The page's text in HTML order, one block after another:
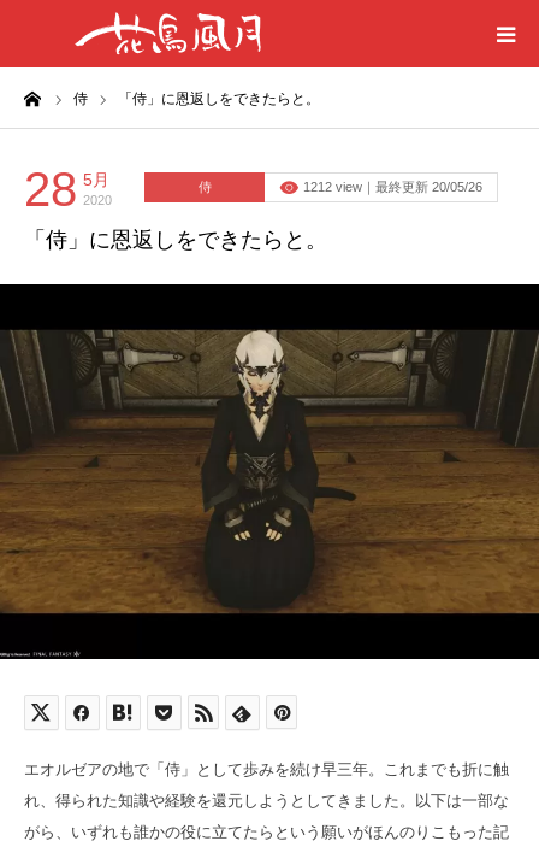
侍 「侍」に恩返しをできたらと。
28 5月
2020
侍 1212 view｜最終更新 20/05/26
「侍」に恩返しをできたらと。
エオルゼアの地で「侍」として歩みを続け早三年。これまでも折に触
れ、得られた知識や経験を還元しようとしてきました。以下は一部な
がら、いずれも誰かの役に立てたらという願いがほんのりこもった記
ホーム
はじめに
刀剣目録